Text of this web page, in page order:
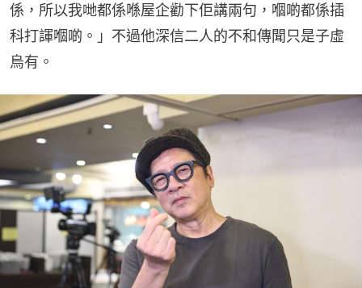
係，所以我哋都係喺屋企勸下佢講兩句，嗰啲都係插
科打諢嗰啲。」不過他深信二人的不和傳聞只是子虛
烏有。